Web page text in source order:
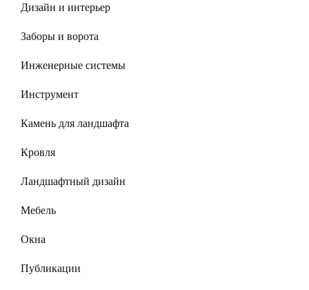
Дизайн и интерьер
Заборы и ворота
Инженерные системы
Инструмент
Камень для ландшафта
Кровля
Ландшафтный дизайн
Мебель
Окна
Публикации